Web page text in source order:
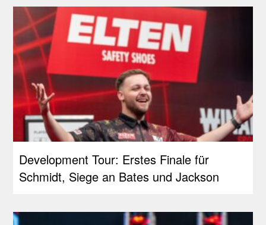
Development Tour: Erstes Finale für
Schmidt, Siege an Bates und Jackson